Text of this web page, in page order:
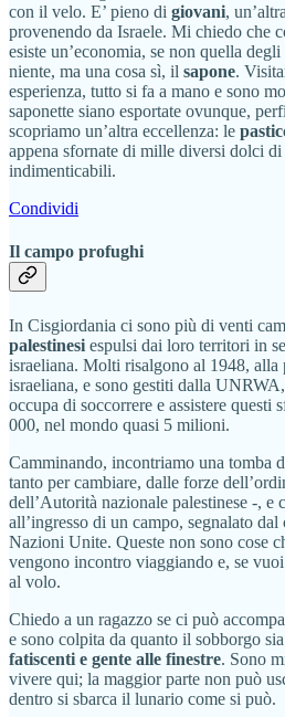
con il velo. E’ pieno di giovani,
provenendo da Israele. Mi chiedo che
esiste un’economia, se non quella
niente, ma una cosa sì, il sapone.
esperienza, tutto si fa a mano e sono
saponette siano esportate ovunque,
scopriamo un’altra eccellenza: le
appena sfornate di mille diversi dolci
indimenticabili.
Condividi
Il campo profughi
In Cisgiordania ci sono più di venti
palestinesi espulsi dai loro territori in
israeliana. Molti risalgono al 1948, alla
israeliana, e sono gestiti dalla
occupa di soccorrere e assistere
000, nel mondo quasi 5 milioni.
Camminando, incontriamo una tomba
tanto per cambiare, dalle forze
dell’Autorità nazionale palestinese -, e
all’ingresso di un campo, segnalato
Nazioni Unite. Queste non sono cose
vengono incontro viaggiando e, se
al volo.
Chiedo a un ragazzo se ci può
e sono colpita da quanto il sobborgo
fatiscenti e gente alle finestre. Sono
vivere qui; la maggior parte non può
dentro si sbarca il lunario come si può.